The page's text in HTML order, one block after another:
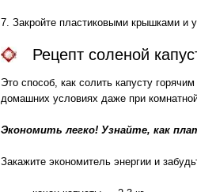
7. Закройте пластиковыми крышками и
Рецепт соленой
Это способ, как солить капусту
домашних условиях даже при
Экономить легко! Узнайте, как
Закажите экономитель энергии и